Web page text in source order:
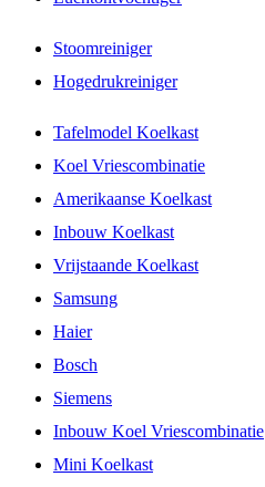
Stoomreiniger
Hogedrukreiniger
Tafelmodel Koelkast
Koel Vriescombinatie
Amerikaanse Koelkast
Inbouw Koelkast
Vrijstaande Koelkast
Samsung
Haier
Bosch
Siemens
Inbouw Koel Vriescombinatie
Mini Koelkast